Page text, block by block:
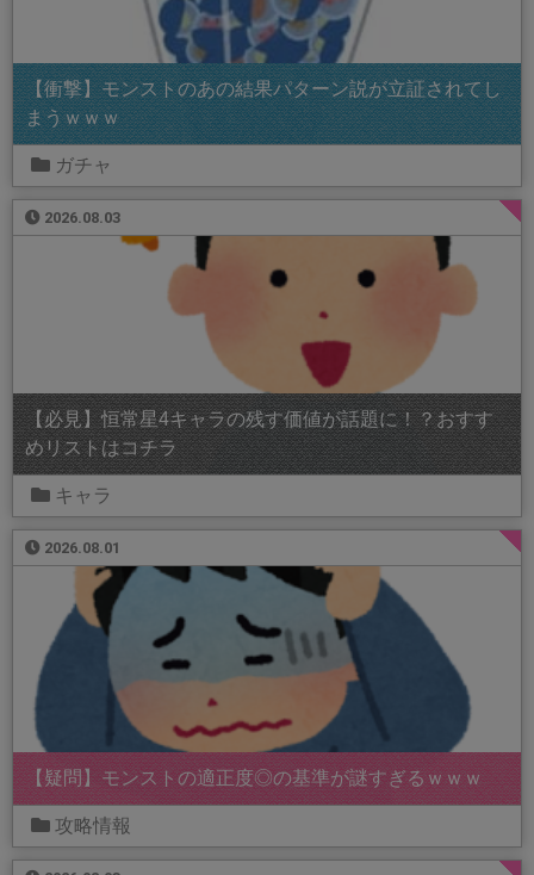
【衝撃】モンストのあの結果パターン説が立証されてし
まうｗｗｗ
ガチャ
2026.08.03
【必見】恒常星4キャラの残す価値が話題に！？おすす
めリストはコチラ
キャラ
2026.08.01
【疑問】モンストの適正度◎の基準が謎すぎるｗｗｗ
攻略情報